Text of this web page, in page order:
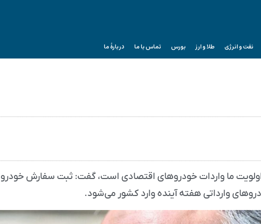
نفت و انرژی طلا و ارز بورس تماس با ما دربارۀ ما
ما واردات خودروهای اقتصادی است، گفت: ثبت سفارش
وارداتی هفته آینده وارد کشور می‌شود.